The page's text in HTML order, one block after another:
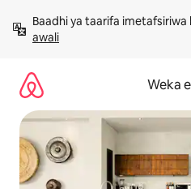
kwenda
kwenye
Baadhi ya taarifa
awali
Weka